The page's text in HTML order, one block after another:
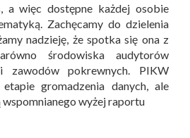
a więc dostępne każdej osobie
Zachęcamy do dzielenia
nadzieję, że spotka się ona z
środowiska audytorów
zawodów pokrewnych. PIKW
gromadzenia danych, ale
wyżej raportu